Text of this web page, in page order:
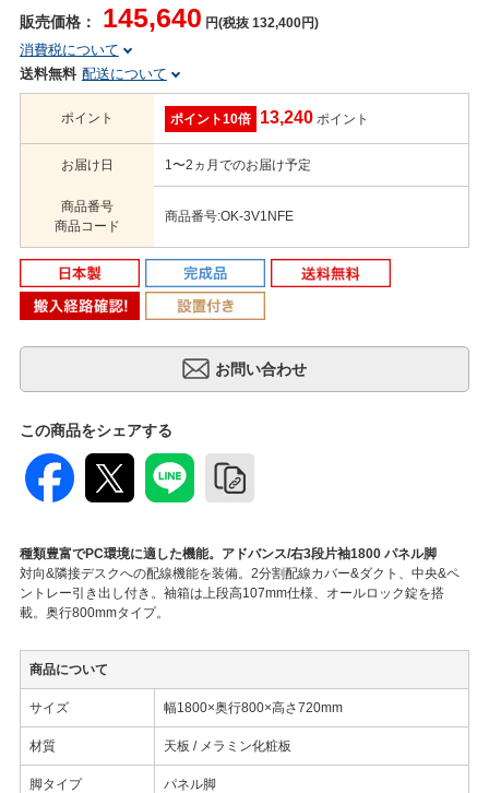
販売価格： 145,640 円(税抜 132,400円)
消費税について
送料無料 配送について
ポイント ポイント10倍 13,240 ポイント
お届け日 1〜2ヵ月でのお届け予定
商品番号
商品コード
商品番号:OK-3V1NFE
この商品をシェアする
種類豊富でPC環境に適した機能。アドバンス/右3段片袖1800 パネル脚
対向&隣接デスクへの配線機能を装備。2分割配線カバー&ダクト、中央&ペ
ントレー引き出し付き。袖箱は上段高107mm仕様、オールロック錠を搭
載。奥行800mmタイプ。
商品について
サイズ 幅1800×奥行800×高さ720mm
材質 天板 / メラミン化粧板
脚タイプ パネル脚